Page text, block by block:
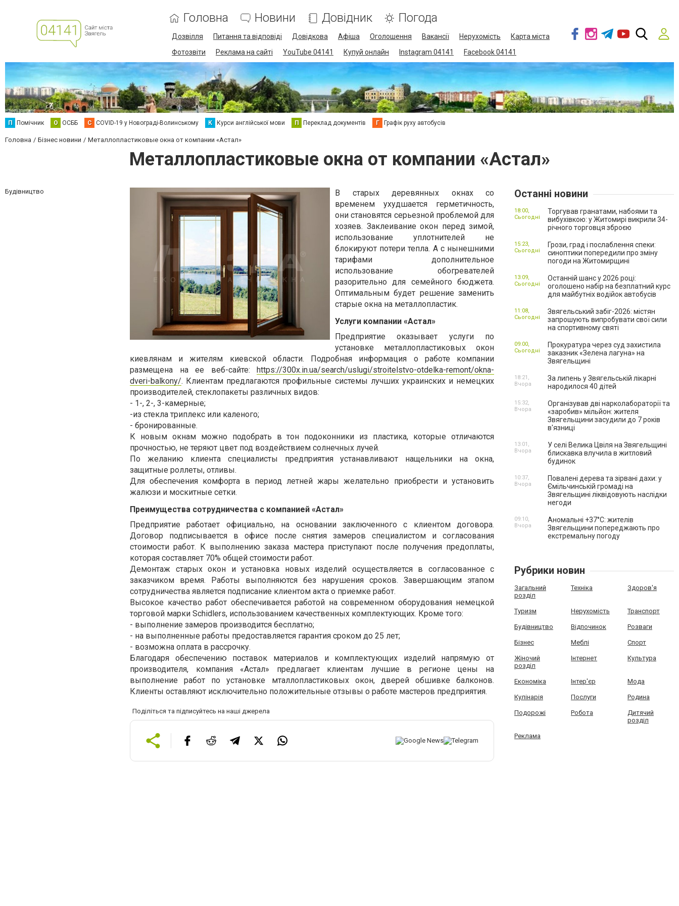
Головна Новини Довідник Погода
Дозвілля Питання та відповіді Довідкова Афіша Оголошення Вакансії Нерухомість
Карта міста
Фотозвіти
Реклама на сайті YouTube 04141 Купуй онлайн Instagram 04141 Facebook 04141
П Помічник О ОСББ C COVID-19 у Новограді-Волинському К Курси англійської мови П Переклад документів Г Графік руху автобусів
Головна Бізнес новини Металлопластиковые окна от компании «Астал»
Металлопластиковые окна от компании «Астал»
Будівництво
В старых деревянных окнах со
временем ухудшается герметичность,
они становятся серьезной проблемой для
хозяев. Заклеивание окон перед зимой,
использование уплотнителей не
блокируют потери тепла. А с нынешними
тарифами дополнительное
использование обогревателей
разорительно для семейного бюджета.
Оптимальным будет решение заменить
старые окна на металлопластик.
Услуги компании «Астал»
Предприятие оказывает услуги по
установке металлопластиковых окон
киевлянам и жителям киевской области. Подробная информация о работе компании
размещена на ее веб-сайте: https://300x.in.ua/search/uslugi/stroitelstvo-otdelka-remont/okna-
dveri-balkony/. Клиентам предлагаются профильные системы лучших украинских и немецких
производителей, стеклопакеты различных видов:
- 1-, 2-, 3-камерные;
-из стекла триплекс или каленого;
- бронированные.
К новым окнам можно подобрать в тон подоконники из пластика, которые отличаются
прочностью, не теряют цвет под воздействием солнечных лучей.
По желанию клиента специалисты предприятия устанавливают нащельники на окна,
защитные роллеты, отливы.
Для обеспечения комфорта в период летней жары желательно приобрести и установить
жалюзи и москитные сетки.
Преимущества сотрудничества с компанией «Астал»
Предприятие работает официально, на основании заключенного с клиентом договора.
Договор подписывается в офисе после снятия замеров специалистом и согласования
стоимости работ. К выполнению заказа мастера приступают после получения предоплаты,
которая составляет 70% общей стоимости работ.
Демонтаж старых окон и установка новых изделий осуществляется в согласованное с
заказчиком время. Работы выполняются без нарушения сроков. Завершающим этапом
сотрудничества является подписание клиентом акта о приемке работ.
Высокое качество работ обеспечивается работой на современном оборудования немецкой
торговой марки Schidlers, использованием качественных комплектующих. Кроме того:
- выполнение замеров производится бесплатно;
- на выполненные работы предоставляется гарантия сроком до 25 лет;
- возможна оплата в рассрочку.
Благодаря обеспечению поставок материалов и комплектующих изделий напрямую от
производителя, компания «Астал» предлагает клиентам лучшие в регионе цены на
выполнение работ по установке мталлопластиковых окон, дверей обшивке балконов.
Клиенты оставляют исключительно положительные отзывы о работе мастеров предприятия.
Поділіться та підписуйтесь на наші джерела
Останні новини
Торгував гранатами, набоями та
вибухівкою: у Житомирі викрили 34-
річного торговця зброєю
18:00,
Сьогодні
Грози, град і послаблення спеки:
синоптики попередили про зміну
погоди на Житомирщині
15:23,
Сьогодні
Останній шанс у 2026 році:
оголошено набір на безплатний курс
для майбутніх водійок автобусів
13:09,
Сьогодні
Звягельський забіг-2026: містян
запрошують випробувати свої сили
на спортивному святі
11:08,
Сьогодні
Прокуратура через суд захистила
заказник «Зелена лагуна» на
Звягельщині
09:00,
Сьогодні
За липень у Звягельській лікарні
народилося 40 дітей
18:21,
Вчора
Організував дві нарколабораторії та
«заробив» мільйон: жителя
Звягельщини засудили до 7 років
в'язниці
15:32,
Вчора
У селі Велика Цвіля на Звягельщині
блискавка влучила в житловий
будинок
13:01,
Вчора
Повалені дерева та зірвані дахи: у
Ємільчинській громаді на
Звягельщині ліквідовують наслідки
негоди
10:37,
Вчора
Аномальні +37°C: жителів
Звягельщини попереджають про
екстремальну погоду
09:10,
Вчора
Рубрики новин
Загальний
розділ
Техніка Здоров'я
Туризм Нерухомість Транспорт
Будівництво Відпочинок Розваги
Бізнес Меблі Спорт
Жіночий
розділ
Інтернет Культура
Економіка Інтер'єр Мода
Кулінарія Послуги Родина
Подорожі Робота
Дитячий
розділ
Реклама